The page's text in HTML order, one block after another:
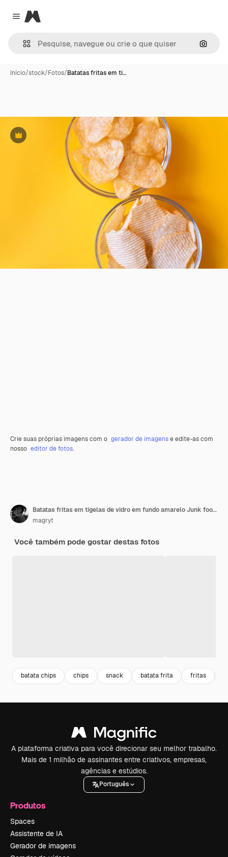
Close menu
Magnific
Início/stock/Fotos/Batatas fritas em ti…
Premium
Crie suas próprias imagens com o gerador de imagense edite-as com
nosso editor de fotos.
Batatas fritas em tigelas de vidro em fundo amarelo Junk food insalubre Chips party food fast food
magryt
Você também pode gostar destas fotos
batata chips chips snack batata frita fritas
A plataforma criativa para você direcionar seu melhor trabalho.
Mais de 1 milhão de assinantes entre criativos, empresas,
agências e estúdios.
Português
Produtos
Spaces
Assistente de IA
Gerador de imagens